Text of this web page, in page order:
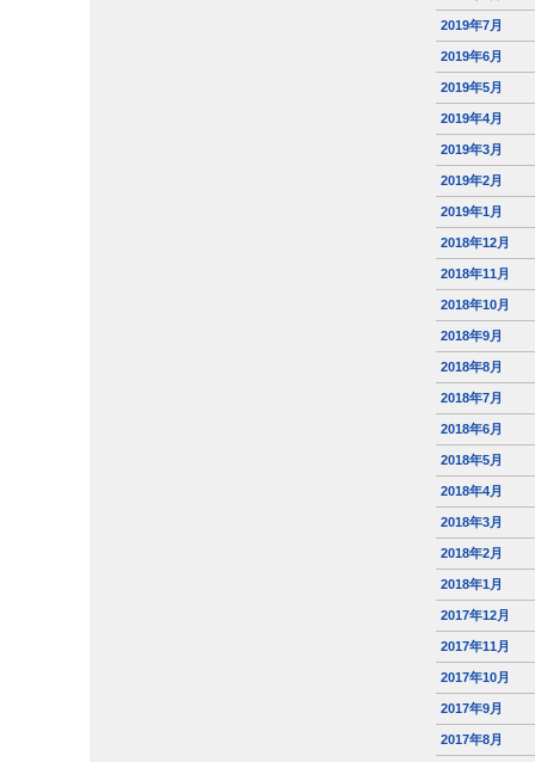
2019年7月
2019年6月
2019年5月
2019年4月
2019年3月
2019年2月
2019年1月
2018年12月
2018年11月
2018年10月
2018年9月
2018年8月
2018年7月
2018年6月
2018年5月
2018年4月
2018年3月
2018年2月
2018年1月
2017年12月
2017年11月
2017年10月
2017年9月
2017年8月